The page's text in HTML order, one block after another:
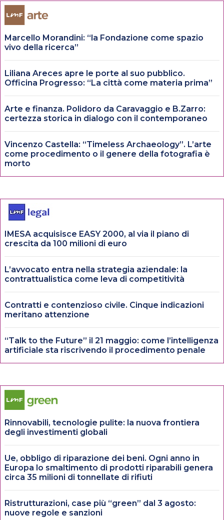
Marcello Morandini: “la Fondazione come spazio
vivo della ricerca”
Liliana Areces apre le porte al suo pubblico.
Officina Progresso: “La città come materia prima”
Arte e finanza. Polidoro da Caravaggio e B.Zarro:
certezza storica in dialogo con il contemporaneo
Vincenzo Castella: “Timeless Archaeology”. L’arte
come procedimento o il genere della fotografia è
morto
IMESA acquisisce EASY 2000, al via il piano di
crescita da 100 milioni di euro
L’avvocato entra nella strategia aziendale: la
contrattualistica come leva di competitività
Contratti e contenzioso civile. Cinque indicazioni
meritano attenzione
“Talk to the Future” il 21 maggio: come l’intelligenza
artificiale sta riscrivendo il procedimento penale
Rinnovabili, tecnologie pulite: la nuova frontiera
degli investimenti globali
Ue, obbligo di riparazione dei beni. Ogni anno in
Europa lo smaltimento di prodotti riparabili genera
circa 35 milioni di tonnellate di rifiuti
Ristrutturazioni, case più “green” dal 3 agosto:
nuove regole e sanzioni